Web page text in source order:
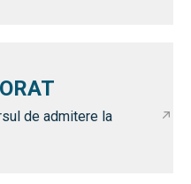
de admitere la